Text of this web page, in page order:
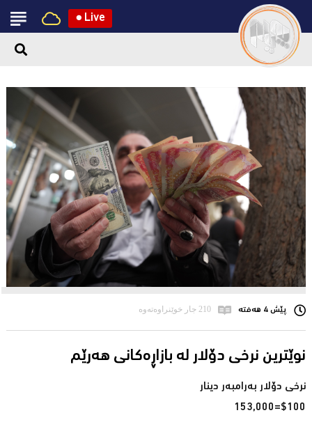
● Live
پێش 4 هەفتە 210 جار خوێنراوەتەوە
نوێترین نرخی دۆلار له‌ بازاڕه‌كانی هه‌رێم
$100=153,000